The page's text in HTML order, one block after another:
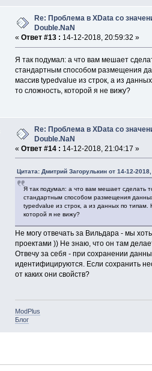
Re: Проблема в XData со
Double.NaN
« Ответ #13 : 14-12-2018, 20:59:32 »
Я так подумал: а что вам мешает
стандартным способом размещения
массив typedvalue из строк, а из
то сложность, которой я не вижу?
Re: Проблема в XData со
Double.NaN
« Ответ #14 : 14-12-2018, 21:04:17 »
Цитата: Дмитрий Загорулькин от 14-12-
Я так подумал: а что вам мешает сделать
стандартным способом размещения
typedvalue из строк, а из данных по типам.
которой я не вижу?
Не могу отвечать за Вильдара - мы
проектами )) Не знаю, что он там
Отвечу за себя - при сохранении
идентифицируются. Если сохранить
от каких они свойств?
ModPlus
Блог